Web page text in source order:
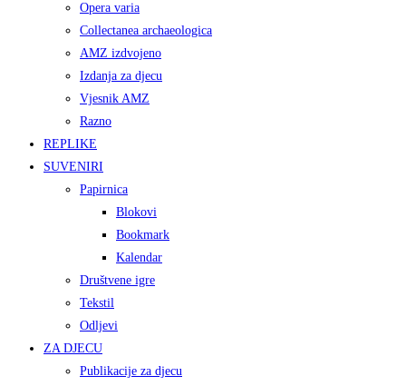
Opera varia
Collectanea archaeologica
AMZ izdvojeno
Izdanja za djecu
Vjesnik AMZ
Razno
REPLIKE
SUVENIRI
Papirnica
Blokovi
Bookmark
Kalendar
Društvene igre
Tekstil
Odljevi
ZA DJECU
Publikacije za djecu